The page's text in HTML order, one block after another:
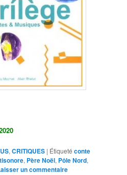
,CRITIQUES | Étiqueté conte
, Père Noël, Pôle Nord,
un commentaire